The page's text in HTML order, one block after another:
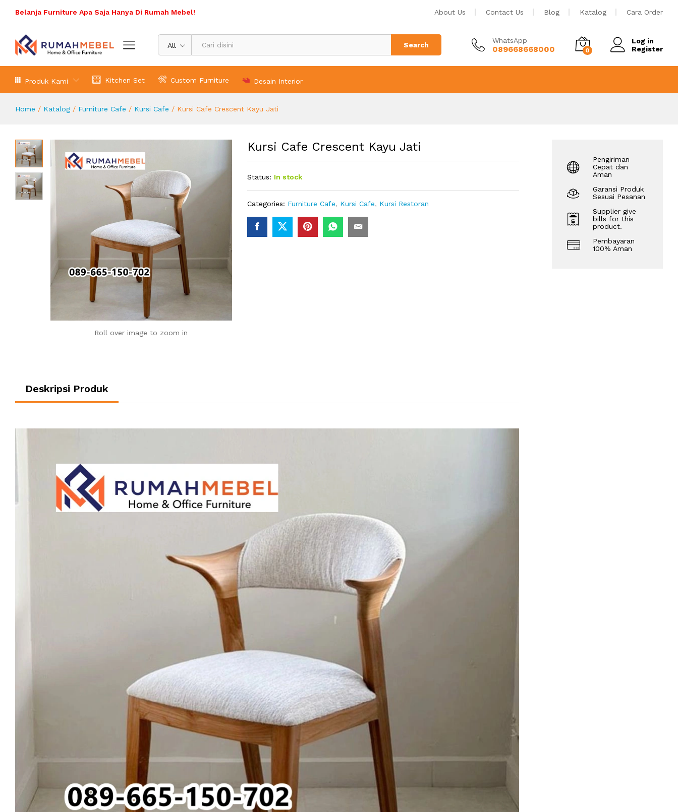
Belanja Furniture Apa Saja Hanya Di Rumah Mebel! About Us Contact Us Blog Katalog Cara Order
All Search
WhatsApp
089668668000 0
Log in
Register
Produk Kami Kitchen Set Custom Furniture Desain Interior
Home / Katalog / Furniture Cafe / Kursi Cafe / Kursi Cafe Crescent Kayu Jati
Roll over image to zoom in
Kursi Cafe Crescent Kayu Jati
Status: In stock
Categories: Furniture Cafe, Kursi Cafe, Kursi Restoran
Deskripsi Produk
Pengiriman
Cepat dan
Aman
Garansi Produk
Sesuai Pesanan
Supplier give
bills for this
product.
Pembayaran
100% Aman
Deskripsi Produk
Tambah ke keranjang